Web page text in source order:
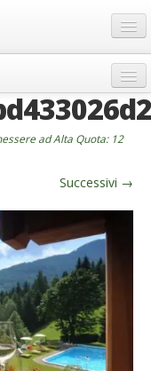
ad Alta Quota: 12
Successivi →